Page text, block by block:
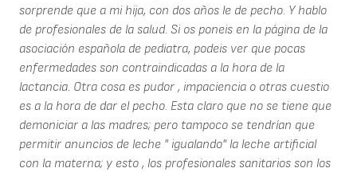
sorprende que a mi hija, con dos años le de pecho. Y hablo
de profesionales de la salud. Si os poneis en la página de la
asociación española de pediatra, podeis ver que pocas
enfermedades son contraindicadas a la hora de la
lactancia. Otra cosa es pudor , impaciencia o otras cuestio
es a la hora de dar el pecho. Esta claro que no se tiene que
demoniciar a las madres; pero tampoco se tendrían que
permitir anuncios de leche " igualando" la leche artificial
con la materna; y esto , los profesionales sanitarios son los